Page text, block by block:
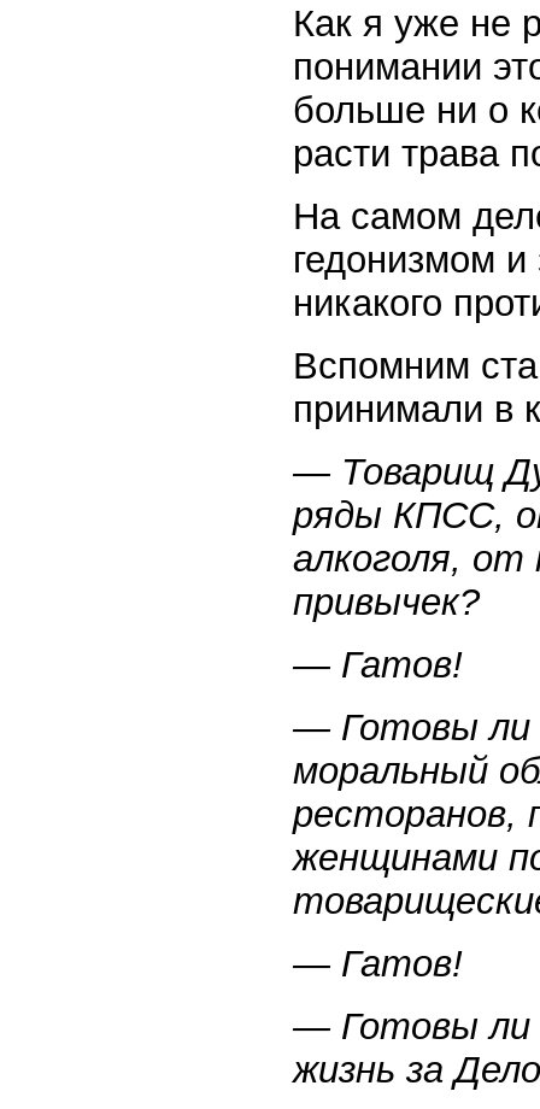
Как я уже не
понимании
больше ни о
расти трава
На самом
гедонизмом
никакого
Вспомним
принимали в
— Товарищ
ряды КПСС,
алкоголя, от
привычек?
— Гатов!
— Готовы ли
моральный
ресторанов,
женщинами
— Гатов!
— Готовы ли
жизнь за